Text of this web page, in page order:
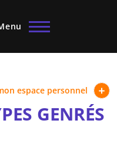
espace personnel
GENRÉS